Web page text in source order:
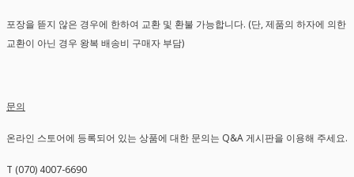
포장을 뜯지 않은 경우에 한하여 교환 및 환불 가능합니다. (단, 제품의 하자에 의한
교환이 아닌 경우 왕복 배송비 구매자 부담)
문의
온라인 스토어에 등록되어 있는 상품에 대한 문의는 Q&A 게시판을 이용해 주세요.
T (070) 4007-6690